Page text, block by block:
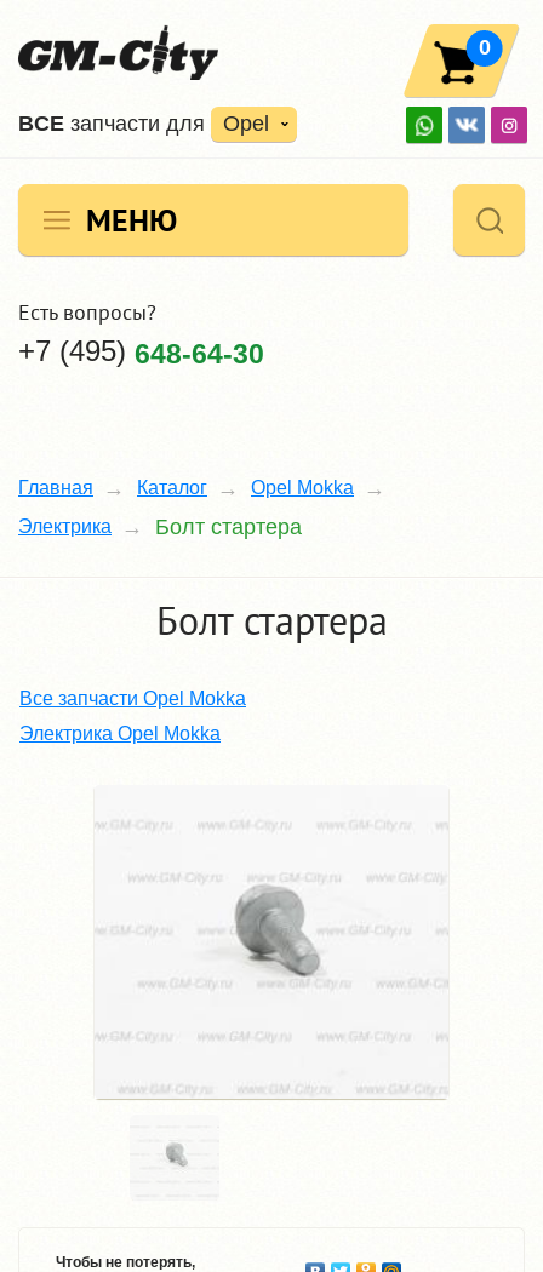
ВCE запчасти для Opel
0
МЕНЮ
Есть вопросы?
+7 (495) 648-64-30
Главная Каталог
Opel Mokka
Электрика
Болт стартера
Болт стартера
Все запчасти Opel Mokka
Электрика Opel Mokka
Чтобы не потерять,